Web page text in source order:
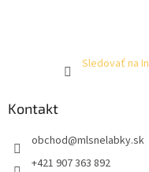
Sledovať na
Kontakt
obchod@mlsnelabky.sk
+421 907 363 892